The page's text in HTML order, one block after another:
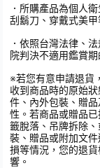
．所購產品為個人
刮鬍刀、穿戴式美甲
．依照台灣法律、
院判決不適用鑑賞
※若您有意申請退貨
收到商品時的原始
件、內外包裝、贈
性。若商品或贈品
籤脫落、吊牌拆除
裝、贈品或附加文
損等情況，您的退
響。